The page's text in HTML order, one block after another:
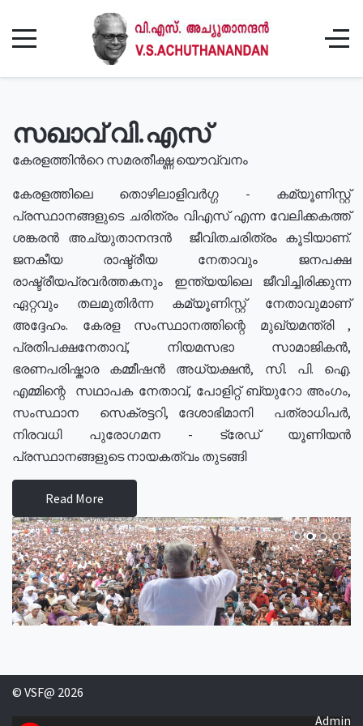
സഖാവ് വി.എസ്
കേരളത്തിൻറെ സമരതീക്ഷ്ണ യൌവ്വനം
കേരളത്തിലെ തൊഴിലാളിവർഗ്ഗ - കമ്യൂണിസ്റ്റ്
പ്രസ്ഥാനങ്ങളുടെ ചരിത്രം വിഎസ് എന്ന വേലിക്കകത്ത്
ശങ്കരൻ അച്യുതാനന്ദൻ ജീവിതചരിത്രം കൂടിയാണ്.
ജനകീയ രാഷ്ട്രീയ നേതാവും ജനപക്ഷ
രാഷ്ട്രീയപ്രവർത്തകനും ഇന്ത്യയിലെ ജീവിച്ചിരിക്കുന്ന
ഏറ്റവും തലമുതിർന്ന കമ്യൂണിസ്റ്റ് നേതാവുമാണ്
അദ്ദേഹം. കേരള സംസ്ഥാനത്തിന്റെ മുഖ്യമന്ത്രി ,
പ്രതിപക്ഷനേതാവ്, നിയമസഭാ സാമാജികൻ,
ഭരണപരിഷ്കാര കമ്മീഷൻ അധ്യക്ഷൻ, സി. പി. ഐ.
എമ്മിന്റെ സഥാപക നേതാവ്, പോളിറ്റ് ബ്യുറോ അംഗം,
സംസ്ഥാന സെക്രട്ടറി, ദേശാഭിമാനി പത്രാധിപർ,
നിരവധി പുരോഗമന - ട്രേഡ് യൂണിയൻ
പ്രസ്ഥാനങ്ങളുടെ നായകത്വം തുടങ്ങി
Read More
© VSF@ 2026
Admin